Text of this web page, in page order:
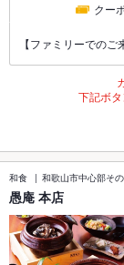
クー
【ファミリーでの
下記ボ
和食 和歌山市中心部そ
愚庵 本店